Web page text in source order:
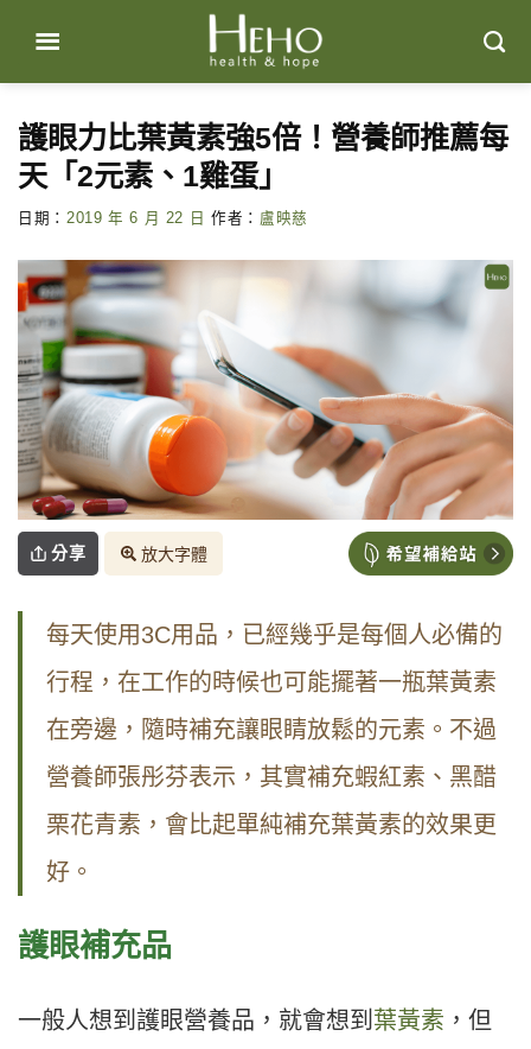
content
護眼力比葉黃素強5倍！營養師推薦每
天「2元素、1雞蛋」
日期： 2019 年 6 月 22 日 作者： 盧映慈
分享 放大字體
每天使用3C用品，已經幾乎是每個人必備的
行程，在工作的時候也可能擺著一瓶葉黃素
在旁邊，隨時補充讓眼睛放鬆的元素。不過
營養師張彤芬表示，其實補充蝦紅素、黑醋
栗花青素，會比起單純補充葉黃素的效果更
好。
護眼補充品
一般人想到護眼營養品，就會想到 葉黃素 ，但